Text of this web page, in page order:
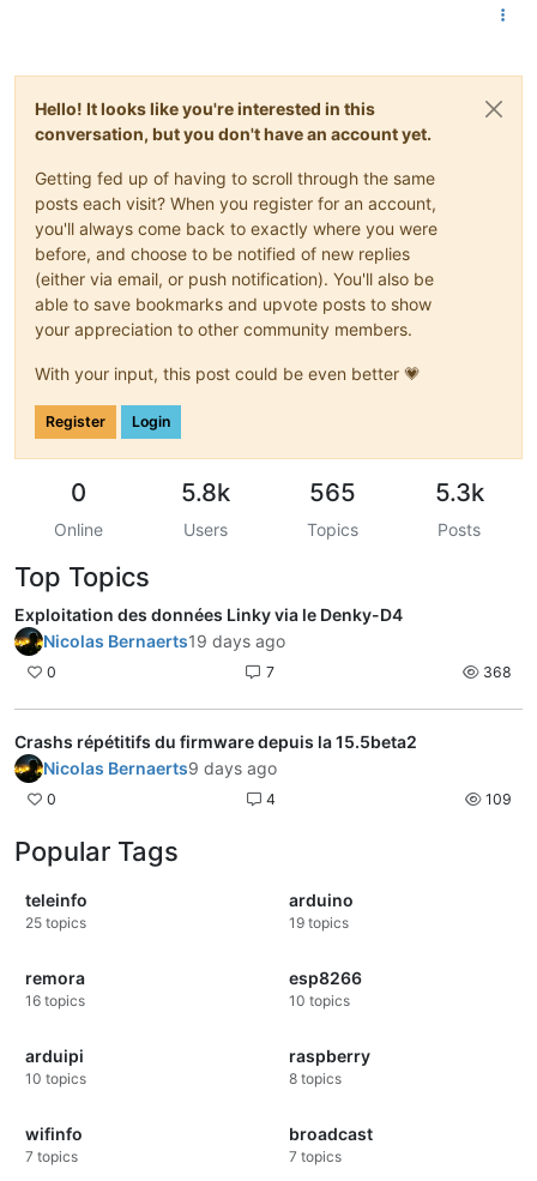
Hello! It looks like you're interested in this
conversation, but you don't have an account yet.
Getting fed up of having to scroll through the same
posts each visit? When you register for an account,
you'll always come back to exactly where you were
before, and choose to be notified of new replies
(either via email, or push notification). You'll also be
able to save bookmarks and upvote posts to show
your appreciation to other community members.
With your input, this post could be even better 💗
Register Login
0
Online
5.8k
Users
565
Topics
5.3k
Posts
Top Topics
Exploitation des données Linky via le Denky-D4
Nicolas Bernaerts19 days ago
0 7 368
Crashs répétitifs du firmware depuis la 15.5beta2
Nicolas Bernaerts9 days ago
0 4 109
Popular Tags
teleinfo
25 topics
arduino
19 topics
remora
16 topics
esp8266
10 topics
arduipi
10 topics
raspberry
8 topics
wifinfo
7 topics
broadcast
7 topics